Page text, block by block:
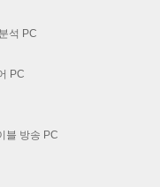
석 PC
PC
블 방송 PC